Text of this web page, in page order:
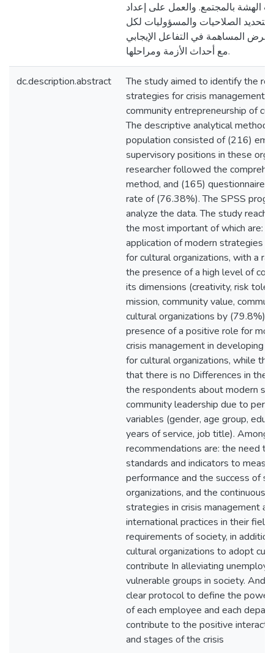
الهشة بالمجتمع. والعمل على إعداد
الصلاحيات والمسؤوليات لكل
المساهمة في التفاعل الإيجابي
مع أحداث الأزمة ومراحلها.
dc.description.abstract
The study aimed to identify the
strategies for crisis management
community entrepreneurship of
The descriptive analytical method
population consisted of (216)
supervisory positions in these
researcher followed the
method, and (165)
rate of (76.38%). The SPSS
analyze the data. The study
the most important of which are:
application of modern strategies
for cultural organizations, with a
the presence of a high level of
its dimensions (creativity, risk
mission, community value,
cultural organizations by (79.8%),
presence of a positive role for
crisis management in developing
for cultural organizations, while
that there is no Differences in the
the respondents about modern
community leadership due to
variables (gender, age group,
years of service, job title). Among
recommendations are: the need
standards and indicators to
performance and the success of
organizations, and the continuous
strategies in crisis management
international practices in their
requirements of society, in
cultural organizations to adopt
contribute In alleviating
vulnerable groups in society. And
clear protocol to define the
of each employee and each
contribute to the positive
and stages of the crisis